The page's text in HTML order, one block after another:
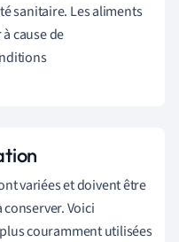
sanitaire. Les aliments
cause de
variées et doivent être
Voici
couramment utilisées